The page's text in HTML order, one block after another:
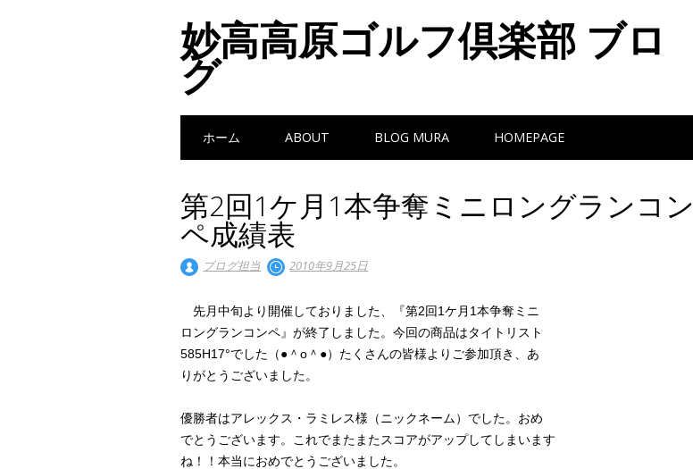
妙高高原ゴルフ倶楽部 ブロ
グ
Main menu
ホーム ABOUT BLOG MURA HOMEPAGE
第2回1ケ月1本争奪ミニロングランコン
ペ成績表
ブログ担当 2010年9月25日
先月中旬より開催しておりました、『第2回1ケ月1本争奪ミニ
ロングランコンペ』が終了しました。今回の商品はタイトリスト
585H17°でした（●＾o＾●）たくさんの皆様よりご参加頂き、あ
りがとうございました。
優勝者はアレックス・ラミレス様（ニックネーム）でした。おめ
でとうございます。これでまたまたスコアがアップしてしまいます
ね！！本当におめでとうございました。